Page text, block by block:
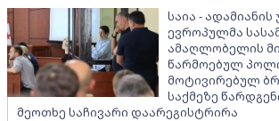
საია -
ევროპულმა
ამაღლობელის
წარმოებულ
მოტივირებულ
საქმეზე
მეოთხე საჩივარი დაარეგისტრირა